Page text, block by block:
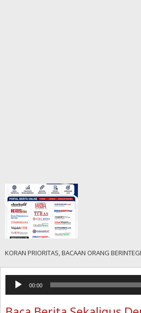
KORAN PRIORITAS, BACAAN ORANG
Pemutar
Audio
00:00